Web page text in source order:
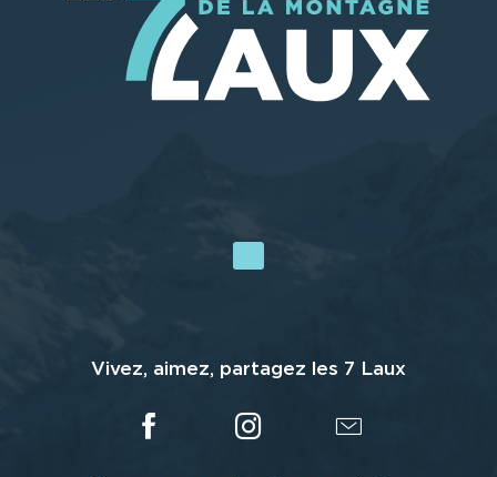
Vivez, aimez, partagez les 7 Laux